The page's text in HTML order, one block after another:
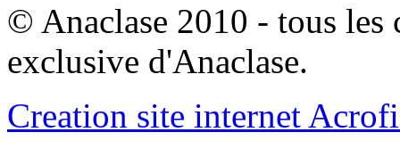
© Anaclase 2010 - tous les
exclusive d'Anaclase.
Creation site internet